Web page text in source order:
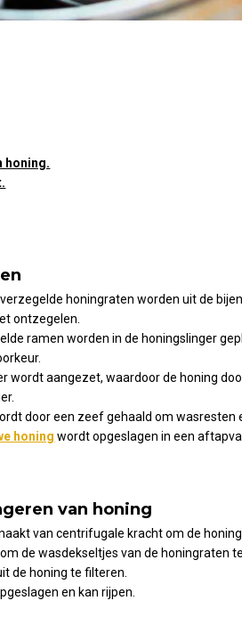
honing.
verzegelde honingraten worden uit de
ontzegelen.
ramen worden in de honingslinger
wordt aangezet, waardoor de honing
door een zeef gehaald om wasresten
honing wordt opgeslagen in een
van honing
van centrifugale kracht om de
de wasdekseltjes van de honingraten
de honing te filteren.
en kan rijpen.